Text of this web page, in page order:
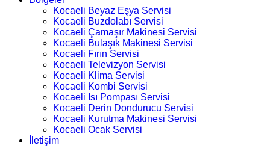
Kocaeli Beyaz Eşya Servisi
Kocaeli Buzdolabı Servisi
Kocaeli Çamaşır Makinesi Servisi
Kocaeli Bulaşık Makinesi Servisi
Kocaeli Fırın Servisi
Kocaeli Televizyon Servisi
Kocaeli Klima Servisi
Kocaeli Kombi Servisi
Kocaeli Isı Pompası Servisi
Kocaeli Derin Dondurucu Servisi
Kocaeli Kurutma Makinesi Servisi
Kocaeli Ocak Servisi
İletişim